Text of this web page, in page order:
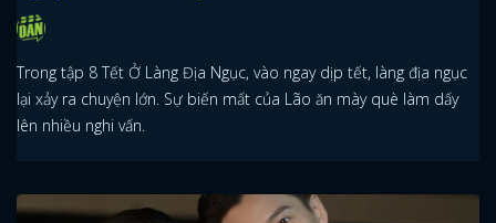
Trong tập 8 Tết Ở Làng Địa Ngục, vào ngay dịp tết, làng địa ngục
lại xảy ra chuyện lớn. Sự biến mất của Lão ăn mày què làm dấy
lên nhiều nghi vấn.